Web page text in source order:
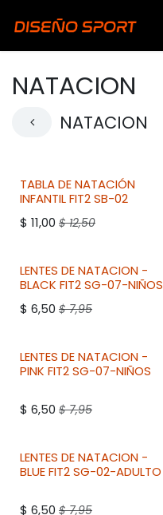
NATACION
NATACION
TABLA DE NATACIÓN
INFANTILFIT2SB-02
$ 11,00 $12,50
LENTES DE NATACION -
BLACK FIT2SG-07-NIÑOS
$ 6,50 $7,95
LENTES DE NATACION -
PINK FIT2SG-07-NIÑOS
$ 6,50 $7,95
LENTES DE NATACION -
BLUEFIT2SG-02-ADULTO
$ 6,50 $7,95